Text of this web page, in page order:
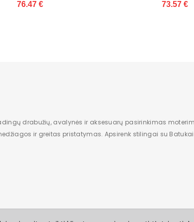
73.57 €
drabužių, avalynės ir aksesuarų pasirinkimas
ir greitas pristatymas. Apsirenk stilingai su